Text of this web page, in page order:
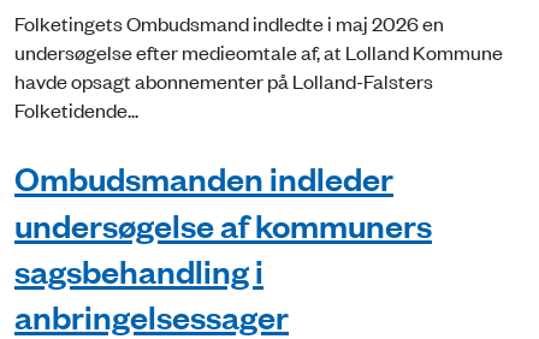
Folketingets Ombudsmand indledte i maj 2026 en
undersøgelse efter medieomtale af, at Lolland Kommune
havde opsagt abonnementer på Lolland-Falsters
Folketidende...
Ombudsmanden indleder
undersøgelse af kommuners
sagsbehandling i
anbringelsessager